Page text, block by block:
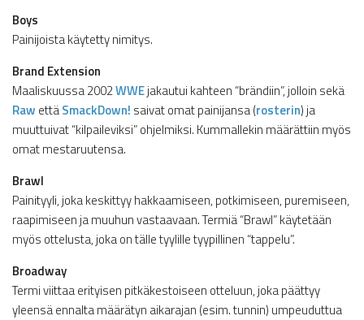
Boys
Painijoista käytetty nimitys.
Brand Extension
Maaliskuussa 2002WWEjakautui kahteen “brändiin”, jolloin sekä
Raw ettäSmackDown! saivat omat painijansa (rosterin) ja
muuttuivat “kilpaileviksi” ohjelmiksi. Kummallekin määrättiin myös
omat mestaruutensa.
Brawl
Painityyli, joka keskittyy hakkaamiseen, potkimiseen, puremiseen,
raapimiseen ja muuhun vastaavaan. Termiä “Brawl” käytetään
myös ottelusta, joka on tälle tyylille tyypillinen “tappelu”.
Broadway
Termi viittaa erityisen pitkäkestoiseen otteluun, joka päättyy
yleensä ennalta määrätyn aikarajan (esim. tunnin) umpeuduttua